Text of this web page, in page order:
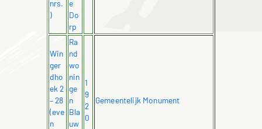
nrs.
)
e
Do
rp
Win
ger
dho
ek 2
– 28
(eve
n
Ra
nd
wo
nin
ge
n
Bla
uw
1
9
2
0
Gemeentelijk Monument